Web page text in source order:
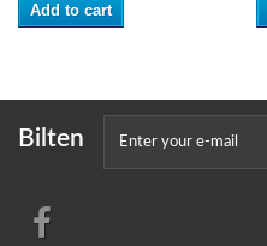
Add to cart
Bilten